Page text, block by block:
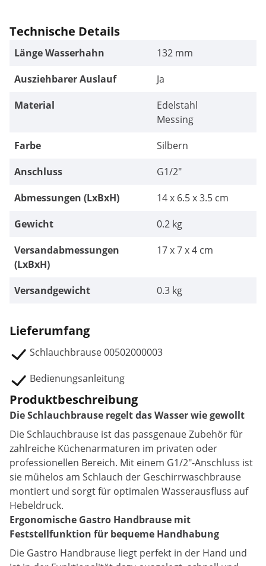
Technische Details
Länge Wasserhahn
132 mm
Ausziehbarer Auslauf
Ja
Material
Edelstahl
Messing
Farbe
Silbern
Anschluss
G1/2"
Abmessungen (LxBxH)
14 x 6.5 x 3.5 cm
Gewicht
0.2 kg
Versandabmessungen
(LxBxH)
17 x 7 x 4 cm
Versandgewicht 0.3 kg
Lieferumfang
Schlauchbrause 00502000003
Bedienungsanleitung
Produktbeschreibung
Die Schlauchbrause regelt das Wasser wie gewollt
Die Schlauchbrause ist das passgenaue Zubehör für
zahlreiche Küchenarmaturen im privaten oder
professionellen Bereich. Mit einem G1/2"-Anschluss ist
sie mühelos am Schlauch der Geschirrwaschbrause
montiert und sorgt für optimalen Wasserausfluss auf
Hebeldruck.
Ergonomische Gastro Handbrause mit
Feststellfunktion für bequeme Handhabung
Die Gastro Handbrause liegt perfekt in der Hand und